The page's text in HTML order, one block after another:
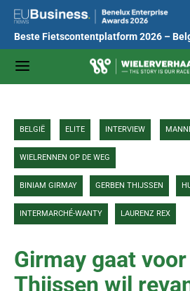
Beste Fietscontentplatform 2026 –
BELGIË ELITE INTERVIEW
WIELRENNEN OP DE WEG
BINIAM GIRMAY GERBEN THIJSSEN
INTERMARCHÉ-WANTY LAURENZ REX
Girmay gaat
Thijssen wil